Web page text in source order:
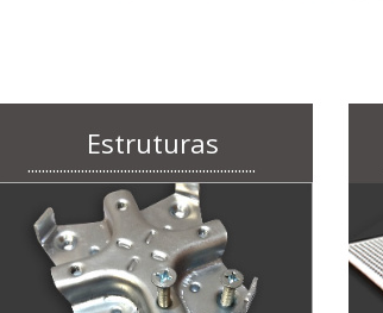
Estruturas
................................................................